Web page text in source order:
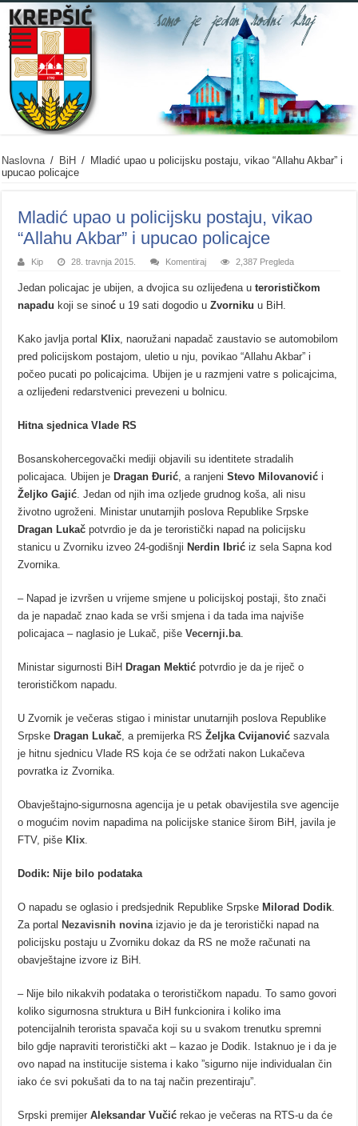
Naslovna / BiH / Mladić upao u policijsku postaju, vikao “Allahu Akbar” i
upucao policajce
Mladić upao u policijsku postaju, vikao
“Allahu Akbar” i upucao policajce
Kip 28. travnja 2015. Komentiraj 2,387 Pregleda
Jedan policajac je ubijen, a dvojica su ozlijeđena u terorističkom
napadu koji se sinoć u 19 sati dogodio u Zvorniku u BiH.
Kako javlja portal Klix, naoružani napadač zaustavio se automobilom
pred policijskom postajom, uletio u nju, povikao “Allahu Akbar” i
počeo pucati po policajcima. Ubijen je u razmjeni vatre s policajcima,
a ozlijeđeni redarstvenici prevezeni u bolnicu.
Hitna sjednica Vlade RS
Bosanskohercegovački mediji objavili su identitete stradalih
policajaca. Ubijen je Dragan Đurić, a ranjeniStevo Milovanović i
Željko Gajić. Jedan od njih ima ozljede grudnog koša, ali nisu
životno ugroženi. Ministar unutarnjih poslova Republike Srpske
Dragan Lukačpotvrdio je da je teroristički napad na policijsku
stanicu u Zvorniku izveo 24-godišnji Nerdin Ibrićiz sela Sapna kod
Zvornika.
– Napad je izvršen u vrijeme smjene u policijskoj postaji, što znači
da je napadač znao kada se vrši smjena i da tada ima najviše
policajaca – naglasio je Lukač, pišeVecernji.ba.
Ministar sigurnosti BiH Dragan Mektić potvrdio je da je riječ o
terorističkom napadu.
U Zvornik je večeras stigao i ministar unutarnjih poslova Republike
Srpske Dragan Lukač, a premijerka RS Željka Cvijanović sazvala
je hitnu sjednicu Vlade RS koja će se održati nakon Lukačeva
povratka iz Zvornika.
Obavještajno-sigurnosna agencija je u petak obavijestila sve agencije
o mogućim novim napadima na policijske stanice širom BiH, javila je
FTV, piše Klix.
Dodik: Nije bilo podataka
O napadu se oglasio i predsjednik Republike Srpske Milorad Dodik.
Za portal Nezavisnih novinaizjavio je da je teroristički napad na
policijsku postaju u Zvorniku dokaz da RS ne može računati na
obavještajne izvore iz BiH.
– Nije bilo nikakvih podataka o terorističkom napadu. To samo govori
koliko sigurnosna struktura u BiH funkcionira i koliko ima
potencijalnih terorista spavača koji su u svakom trenutku spremni
bilo gdje napraviti teroristički akt – kazao je Dodik. Istaknuo je i da je
ovo napad na institucije sistema i kako ”sigurno nije individualan čin
iako će svi pokušati da to na taj način prezentiraju”.
Srpski premijerAleksandar Vučić rekao je večeras na RTS-u da će